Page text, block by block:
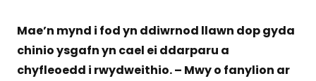
Mae’n mynd i fod yn ddiwrnod llawn dop gyda
chinio ysgafn yn cael ei ddarparu a
chyfleoedd i rwydweithio. – Mwy o fanylion ar